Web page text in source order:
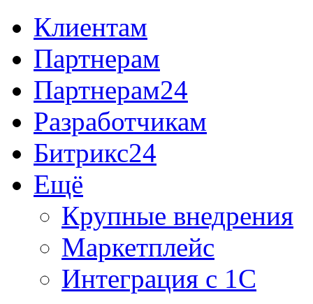
Клиентам
Партнерам
Партнерам24
Разработчикам
Битрикс24
Ещё
Крупные внедрения
Маркетплейс
Интеграция с 1С